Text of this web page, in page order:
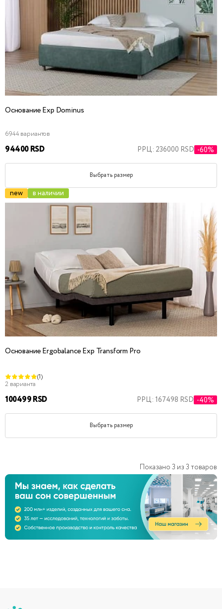
Основание Exp Dominus
6944 вариантов
94400 RSD РРЦ: 236000 RSD -60%
Выбрать размер
new в наличии
Основание Ergobalance Exp Transform Pro
(1)
2 варианта
100499 RSD РРЦ: 167498 RSD -40%
Выбрать размер
Показано 3 из 3 товаров